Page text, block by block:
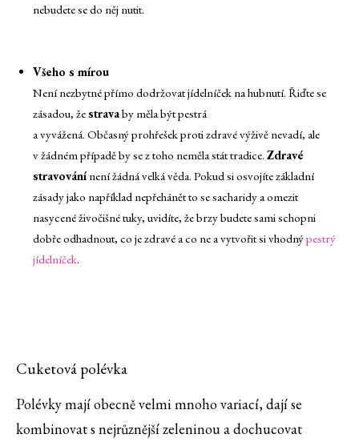
nebudete se do něj nutit.
Všeho s mírou
Není nezbytné přímo dodržovat jídelníček na hubnutí. Řiďte se
zásadou, žestravaby měla být pestrá
a vyvážená. Občasný prohřešek proti zdravé výživě nevadí, ale
v žádném případě by se z toho neměla stát tradice. Zdravé
stravování není žádná velká věda. Pokud si osvojíte základní
zásady jako například nepřehánět to se sacharidy a omezit
nasycené živočišné tuky, uvidíte, že brzy budete sami schopni
dobře odhadnout, co je zdravé a co ne a vytvořit si vhodnýpestrý
jídelníček.
Cuketová polévka
Polévky mají obecně velmi mnoho variací, dají se
kombinovat s nejrůznější zeleninou a dochucovat